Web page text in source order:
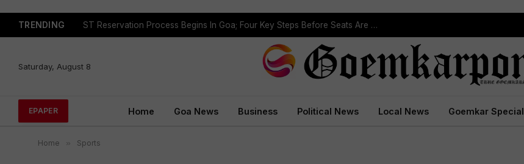
TRENDING ST Reservation Process Begins In Goa; Four Key Steps Before Seats Are Reserved
Saturday, August 8
EPAPER Home Goa News Business Political News Local News Goemkar Special
Home » Sports